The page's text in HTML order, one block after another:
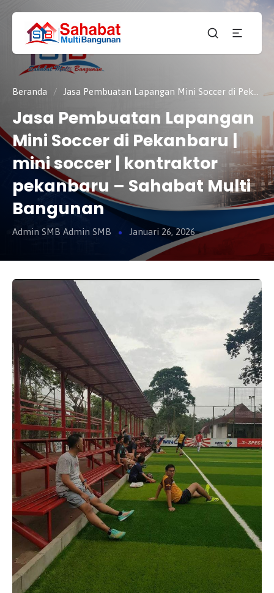
CV.
SAHABAT
MULTI
BANGUNAN
Sahabat
Pembangunan Anda
Beranda / Jasa Pembuatan Lapangan Mini Soccer di Pekanbaru | mini soccer | kontraktor pekanbaru – Sahabat Multi Bangunan
Jasa Pembuatan Lapangan
Mini Soccer di Pekanbaru |
mini soccer | kontraktor
pekanbaru – Sahabat Multi
Bangunan
Admin SMB Admin SMB Januari 26, 2026